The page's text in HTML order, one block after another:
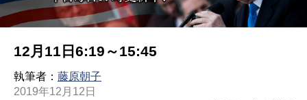
12月11日6:19～15:45
執筆者： 藤原朝子
2019年12月12日